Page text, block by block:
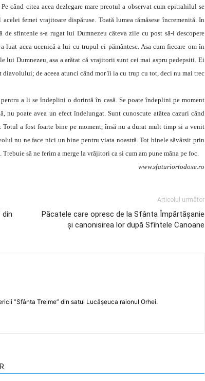
când citea acea dezlegare mare preotul a observat cum epitrahilul se
femei vrajitoare dispăruse. Toată lumea rămăsese încremenită. In
sfintenie s-a rugat lui Dumnezeu câteva zile cu post să-i descopere
luat acea ucenică a lui cu trupul ei pământesc. Asa cum fiecare om în
Dumnezeu, asa a arătat că vrajitorii sunt cei mai aspru pedepsiti. Ei
diavolului; de aceea atunci când mor îi ia cu trup cu tot, deci nu mai trec
a li se îndeplini o dorintă în casă. Se poate îndeplini pe moment
nu poate avea un efect îndelungat. Sunt cunoscute atâtea cazuri când
a fost foarte bine pe moment, însă nu a durat mult timp si a venit
nu ne face nici un bine pentru viata noastră. Tot binele săvârsit prin
să ne ferim a merge la vrăjitori ca si cum am pune mâna pe foc.
www.sfaturiortodoxe.ro
din
Articolul următor
Păcatele care opresc de la Sfânta Împărtăşanie
şi canonisirea lor după Sfîntele Canoane
”Sfânta Treime” din satul Lucășeuca raionul Orhei.